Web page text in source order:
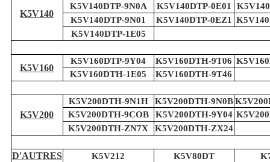
K5V140
K5V140DTP-9N0A
K5V140DTP-0E01
K5V140DTP-9N01
K5V140DTP-0EZ1
K5V140DTP-1E05
K5V160
K5V160DTP-9Y04 K5V160DTH-9T06
K5V160DTH-1E05
K5V160DTH-9T46
K5V200
K5V200DTH-9N1H K5V200DTH-9N0B
K5V200DTH-9COB
K5V200DTH-9Y04
K5V200DTH-ZN7X
K5V200DTH-ZX24
D'AUTRES K5V212 K5V80DT